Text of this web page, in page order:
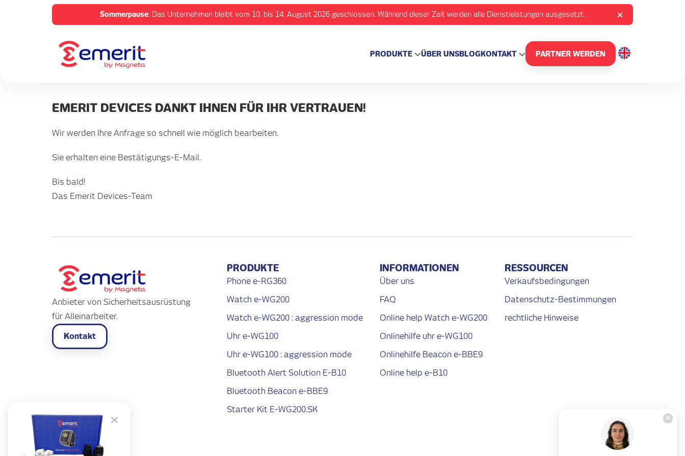
Sommerpause: Das Unternehmen bleibt vom 10. bis 14. August 2026 geschlossen. Während dieser Zeit werden alle Dienstleistungen ausgesetzt.
PRODUKTE ÜBER UNSBLOGKONTAKT PARTNER WERDEN
EMERIT DEVICES DANKT IHNEN FÜR IHR VERTRAUEN!
Wir werden Ihre Anfrage so schnell wie möglich bearbeiten.
Sie erhalten eine Bestätigungs-E-Mail.
Bis bald!
Das Emerit Devices-Team
Anbieter von Sicherheitsausrüstung
für Alleinarbeiter.
Kontakt
PRODUKTE
Phone e-RG360
Watch e-WG200
Watch e-WG200 : aggression mode
Uhr e-WG100
Uhr e-WG100 : aggression mode
Bluetooth Alert Solution E-B10
Bluetooth Beacon e-BBE9
Starter Kit E-WG200.SK
INFORMATIONEN
Über uns
FAQ
Online help Watch e-WG200
Onlinehilfe uhr e-WG100
Onlinehilfe Beacon e-BBE9
Online help e-B10
RESSOURCEN
Verkaufsbedingungen
Datenschutz-Bestimmungen
rechtliche Hinweise